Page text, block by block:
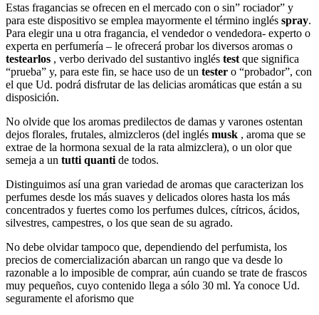
Estas fragancias se ofrecen en el mercado con o sin” rociador” y
para este dispositivo se emplea mayormente el término inglés spray.
Para elegir una u otra fragancia, el vendedor o vendedora- experto o
experta en perfumería – le ofrecerá probar los diversos aromas o
testearlos , verbo derivado del sustantivo inglés test que significa
“prueba” y, para este fin, se hace uso de un tester o “probador”, con
el que Ud. podrá disfrutar de las delicias aromáticas que están a su
disposición.
No olvide que los aromas predilectos de damas y varones ostentan
dejos florales, frutales, almizcleros (del inglés musk , aroma que se
extrae de la hormona sexual de la rata almizclera), o un olor que
semeja a un tutti quanti de todos.
Distinguimos así una gran variedad de aromas que caracterizan los
perfumes desde los más suaves y delicados olores hasta los más
concentrados y fuertes como los perfumes dulces, cítricos, ácidos,
silvestres, campestres, o los que sean de su agrado.
No debe olvidar tampoco que, dependiendo del perfumista, los
precios de comercialización abarcan un rango que va desde lo
razonable a lo imposible de comprar, aún cuando se trate de frascos
muy pequeños, cuyo contenido llega a sólo 30 ml. Ya conoce Ud.
seguramente el aforismo que